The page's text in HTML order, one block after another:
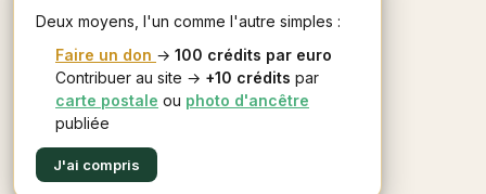
Deux moyens, l'un comme l'autre simples :
Faire un don → 100 crédits par euro
Contribuer au site → +10 crédits par
carte postale ou photo d'ancêtre
publiée
J'ai compris